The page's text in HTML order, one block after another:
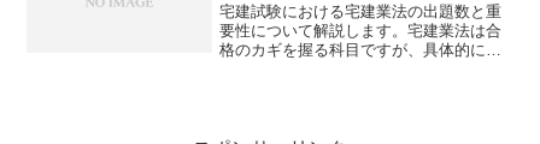
宅建試験における宅建業法の出題数と重
要性について解説します。宅建業法は合
格のカギを握る科目ですが、具体的にど